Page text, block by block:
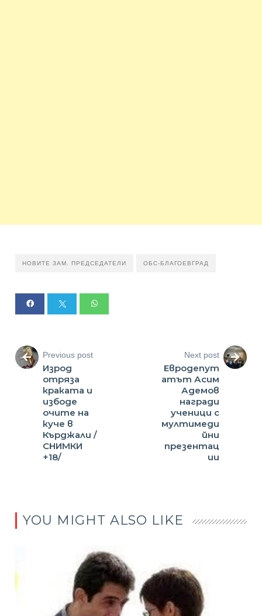
НОВИТЕ ЗАМ. ПРЕДСЕДАТЕЛИ ОБС-БЛАГОЕВГРАД
Previous post
Изрод
отряза
краката и
избоде
очите на
куче в
Кърджали /
СНИМКИ
+18/
Next post
Евродепут
атът Асим
Адемов
награди
ученици с
мултимеди
йни
презентац
ии
YOU MIGHT ALSO LIKE